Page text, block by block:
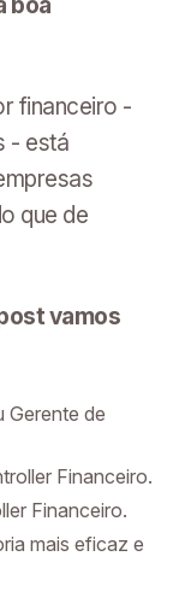
financeiro -
- está
que de
vamos
Gerente de
Financeiro.
Financeiro.
mais eficaz e